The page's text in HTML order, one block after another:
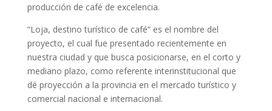
producción de café de excelencia.
“Loja, destino turístico de café” es el nombre del
proyecto, el cual fue presentado recientemente en
nuestra ciudad y que busca posicionarse, en el corto y
mediano plazo, como referente interinstitucional que
dé proyección a la provincia en el mercado turístico y
comercial nacional e internacional.